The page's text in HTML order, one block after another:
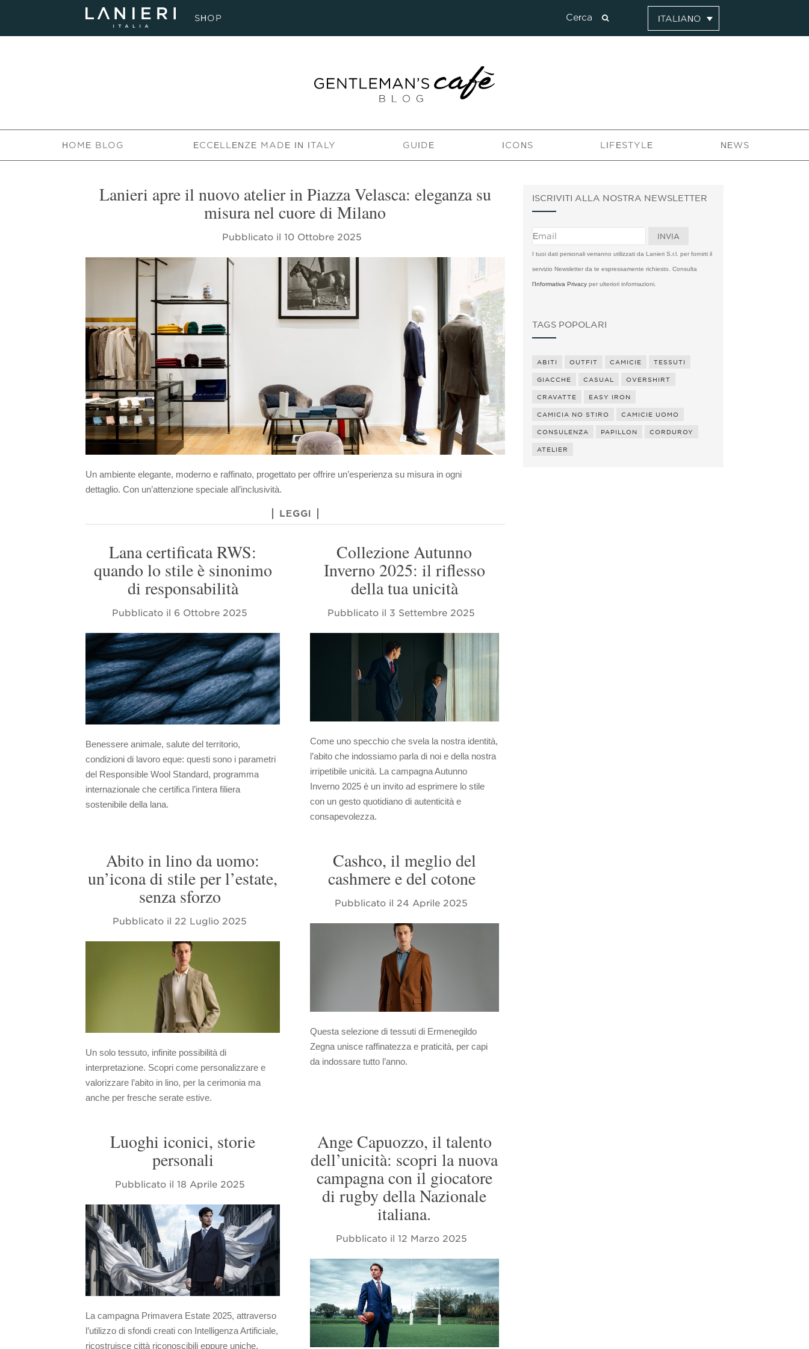
SHOP ITALIANO
HOME BLOG ECCELLENZE MADE IN ITALY GUIDE ICONS LIFESTYLE NEWS
Lanieri apre il nuovo atelier in Piazza Velasca: eleganza su
misura nel cuore di Milano
Pubblicato il10 Ottobre 2025
Un ambiente elegante, moderno e raffinato, progettato per offrire un’esperienza su misura in ogni
dettaglio. Con un’attenzione speciale all’inclusività.
LEGGI
Lana certificata RWS:
quando lo stile è sinonimo
di responsabilità
Pubblicato il 6 Ottobre 2025
Benessere animale, salute del territorio,
condizioni di lavoro eque: questi sono i parametri
del Responsible Wool Standard, programma
internazionale che certifica l’intera filiera
sostenibile della lana.
Collezione Autunno
Inverno 2025: il riflesso
della tua unicità
Pubblicato il 3 Settembre 2025
Come uno specchio che svela la nostra identità,
l’abito che indossiamo parla di noi e della nostra
irripetibile unicità. La campagna Autunno
Inverno 2025 è un invito ad esprimere lo stile
con un gesto quotidiano di autenticità e
consapevolezza.
Abito in lino da uomo:
un’icona di stile per l’estate,
senza sforzo
Pubblicato il22 Luglio 2025
Un solo tessuto, infinite possibilità di
interpretazione. Scopri come personalizzare e
valorizzare l’abito in lino, per la cerimonia ma
anche per fresche serate estive.
Cashco, il meglio del
cashmere e del cotone
Pubblicato il24 Aprile 2025
Questa selezione di tessuti di Ermenegildo
Zegna unisce raffinatezza e praticità, per capi
da indossare tutto l’anno.
Luoghi iconici, storie
personali
Pubblicato il 18 Aprile 2025
La campagna Primavera Estate 2025, attraverso
l’utilizzo di sfondi creati con Intelligenza Artificiale,
ricostruisce città riconoscibili eppure uniche,
Ange Capuozzo, il talento
dell’unicità: scopri la nuova
campagna con il giocatore
di rugby della Nazionale
italiana.
Pubblicato il 12 Marzo 2025
ISCRIVITI ALLA NOSTRA NEWSLETTER
I tuoi dati personali verranno utilizzati da Lanieri S.r.l. per fornirti il
servizio Newsletter da te espressamente richiesto. Consulta
l'Informativa Privacyper ulteriori informazioni.
TAGS POPOLARI
ABITI OUTFIT CAMICIE TESSUTI
GIACCHE CASUAL OVERSHIRT
CRAVATTE EASY IRON
CAMICIA NO STIRO CAMICIE UOMO
CONSULENZA PAPILLON CORDUROY
ATELIER